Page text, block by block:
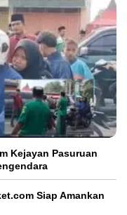
Kejayan Pasuruan
Siap Amankan